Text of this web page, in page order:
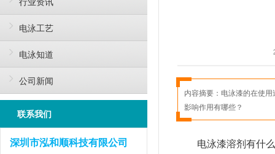
电泳工艺
电泳知道
公司新闻
联系我们
深圳市泓和顺科技有限公司
内容摘要： 电泳漆的在使
影响作用有哪些？
电泳漆溶剂有什